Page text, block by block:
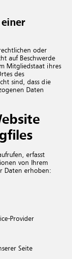
oder
auf Beschwerde
Mitgliedstaat ihres
des
sind, dass die
Daten
erfasst
von Ihrem
Daten erhoben:
Provider
Seite